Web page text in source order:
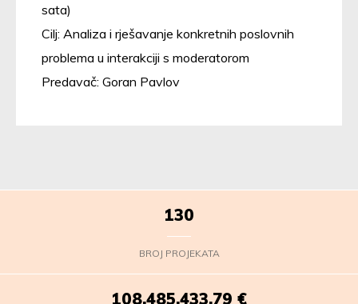
sata)
Cilj: Analiza i rješavanje konkretnih poslovnih
problema u interakciji s moderatorom
Predavač: Goran Pavlov
130
BROJ PROJEKATA
108.485.436,72 €